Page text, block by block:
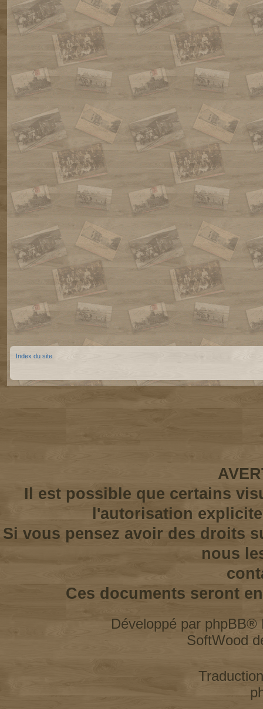
Index du site
Il est possible que certains
l'autorisation
Si vous pensez avoir des droits
nous
Ces documents seront
Développé par phpBB®
SoftWood